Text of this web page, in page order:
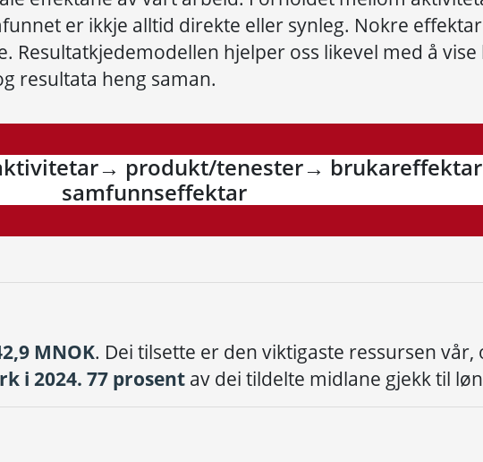
er ikkje alltid direkte eller synleg. Nokre
Resultatkjedemodellen hjelper oss likevel med å vise
resultata heng saman.
produkt/tenester→
samfunnseffektar
MNOK. Dei tilsette er den viktigaste ressursen vår,
i 2024. 77 prosent av dei tildelte midlane gjekk til